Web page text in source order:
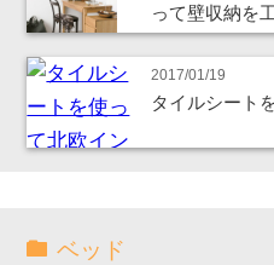
って壁収納を
2017/01/19
タイルシート
ベッド